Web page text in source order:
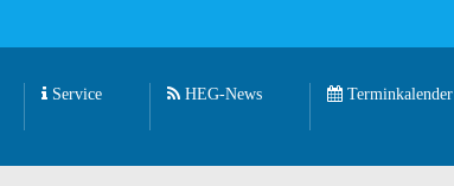
Service HEG-News Terminkalender